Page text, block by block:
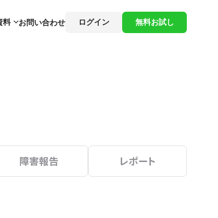
料 お問い合わせ ログイン 無料お試し
障害報告 レポート